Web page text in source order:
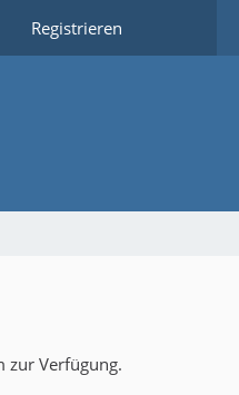
Registrieren
zur Verfügung.